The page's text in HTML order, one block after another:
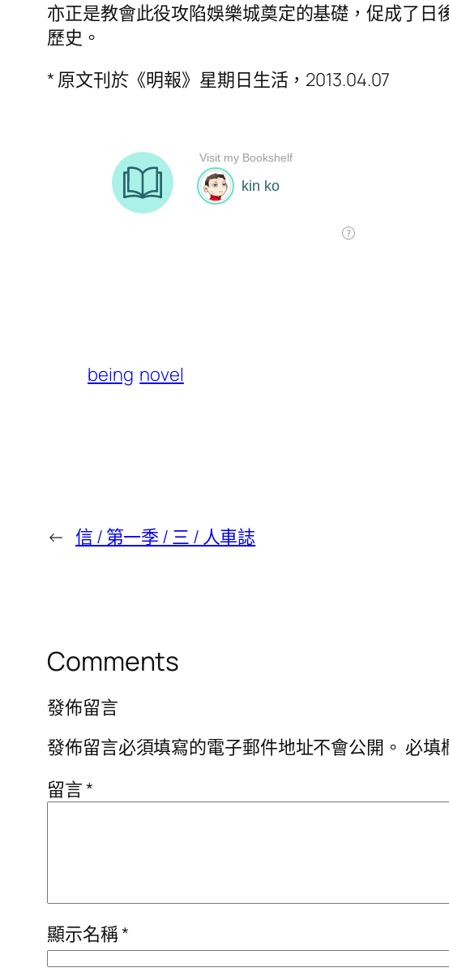
亦正是教會此役攻陷娛樂城奠定的基礎，促成了
歷史。
* 原文刊於《明報》星期日生活，2013.04.07
being novel
← 信 / 第一季 / 三 / 人車誌
Comments
發佈留言
發佈留言必須填寫的電子郵件地址不會公開。 必填
留言*
顯示名稱*